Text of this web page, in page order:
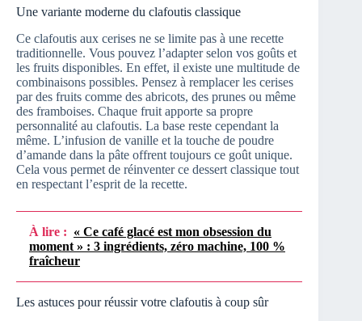
Une variante moderne du clafoutis classique
Ce clafoutis aux cerises ne se limite pas à une recette
traditionnelle. Vous pouvez l’adapter selon vos goûts et
les fruits disponibles. En effet, il existe une multitude de
combinaisons possibles. Pensez à remplacer les cerises
par des fruits comme des abricots, des prunes ou même
des framboises. Chaque fruit apporte sa propre
personnalité au clafoutis. La base reste cependant la
même. L’infusion de vanille et la touche de poudre
d’amande dans la pâte offrent toujours ce goût unique.
Cela vous permet de réinventer ce dessert classique tout
en respectant l’esprit de la recette.
À lire : « Ce café glacé est mon obsession du
moment » : 3 ingrédients, zéro machine, 100 %
fraîcheur
Les astuces pour réussir votre clafoutis à coup sûr